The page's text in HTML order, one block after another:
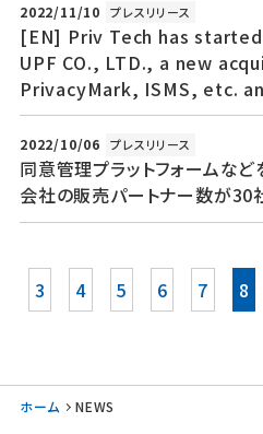
2022/11/10 プレスリリース
[EN] Priv Tech has
UPF CO., LTD., a new
PrivacyMark, ISMS, etc.
2022/10/06 プレスリリース
同意管理プラットフォームな
会社の販売パートナー数が30
3 4 5 6 7 8
ホーム NEWS